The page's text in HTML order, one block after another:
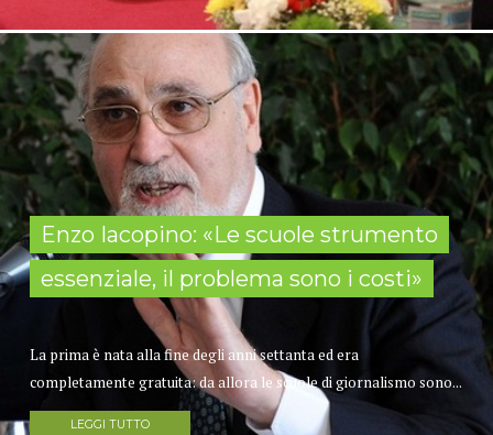
Enzo Iacopino: «Le scuole strumento
essenziale, il problema sono i costi»
La prima è nata alla fine degli anni settanta ed era
completamente gratuita: da allora le scuole di giornalismo sono...
LEGGI TUTTO